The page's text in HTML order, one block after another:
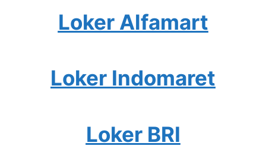
Loker Alfamart
Loker Indomaret
Loker BRI